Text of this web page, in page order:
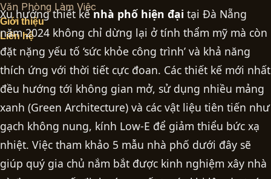
Văn Phòng Làm Việc
Giới thiệu
Liên hệ
Xu hướng thiết kếnhà phố hiện đại tại Đà Nẵng
năm 2024 không chỉ dừng lại ở tính thẩm mỹ mà còn
đặt nặng yếu tố ‘sức khỏe công trình’ và khả năng
thích ứng với thời tiết cực đoan. Các thiết kế mới nhất
đều hướng tới không gian mở, sử dụng nhiều mảng
xanh (Green Architecture) và các vật liệu tiên tiến như
gạch không nung, kính Low-E để giảm thiểu bức xạ
nhiệt. Việc tham khảo 5 mẫu nhà phố dưới đây sẽ
giúp quý gia chủ nắm bắt được kinh nghiệm xây nhà